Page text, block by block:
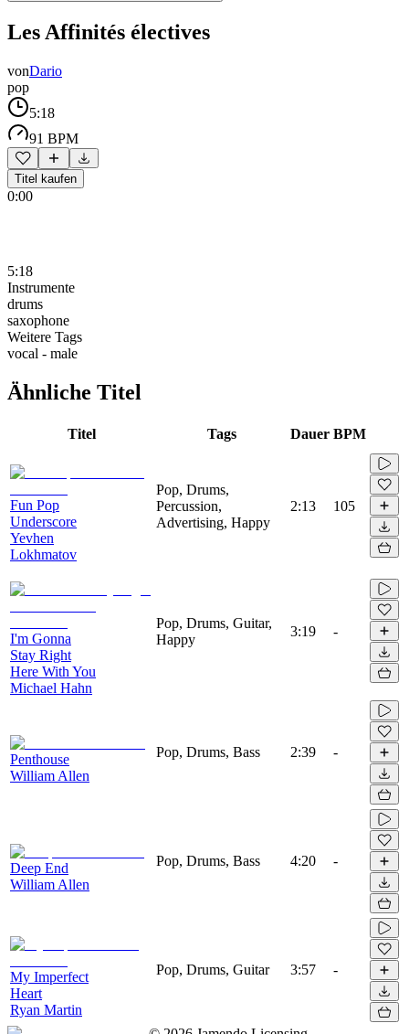
Les Affinités électives
vonDario
pop
5:18
91 BPM
Titel kaufen
0:00
5:18
Instrumente
drums
saxophone
Weitere Tags
vocal - male
Ähnliche Titel
Titel Tags Dauer BPM
Fun Pop
Underscore
Yevhen
Lokhmatov
Pop, Drums,
Percussion,
Advertising, Happy
2:13 105
I'm Gonna
Stay Right
Here With You
Michael Hahn
Pop, Drums, Guitar,
Happy
3:19 -
Penthouse
William Allen
Pop, Drums, Bass 2:39 -
Deep End
William Allen
Pop, Drums, Bass 4:20 -
My Imperfect
Heart
Ryan Martin
Pop, Drums, Guitar 3:57 -